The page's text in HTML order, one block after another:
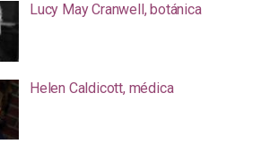
Lucy May Cranwell, botánica
Helen Caldicott, médica